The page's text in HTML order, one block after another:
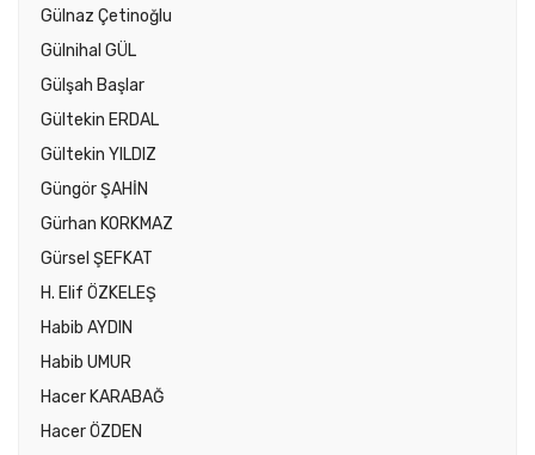
Gülnaz Çetinoğlu
Gülnihal GÜL
Gülşah Başlar
Gültekin ERDAL
Gültekin YILDIZ
Güngör ŞAHİN
Gürhan KORKMAZ
Gürsel ŞEFKAT
H. Elif ÖZKELEŞ
Habib AYDIN
Habib UMUR
Hacer KARABAĞ
Hacer ÖZDEN